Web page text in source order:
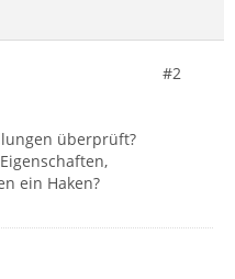
#2
überprüft?
ein Haken?